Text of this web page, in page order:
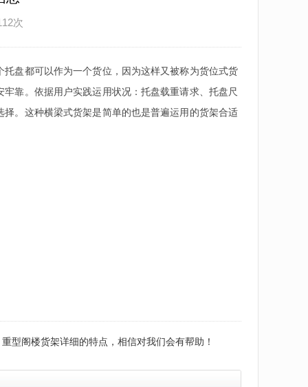
次
盘都可以作为一个货位，因为这样又被称为货位式货
靠。依据用户实践运用状况：托盘载重请求、托盘尺
。这种横梁式货架是简单的也是普遍运用的货架合适
重型阁楼货架详细的特点，相信对我们会有帮助！